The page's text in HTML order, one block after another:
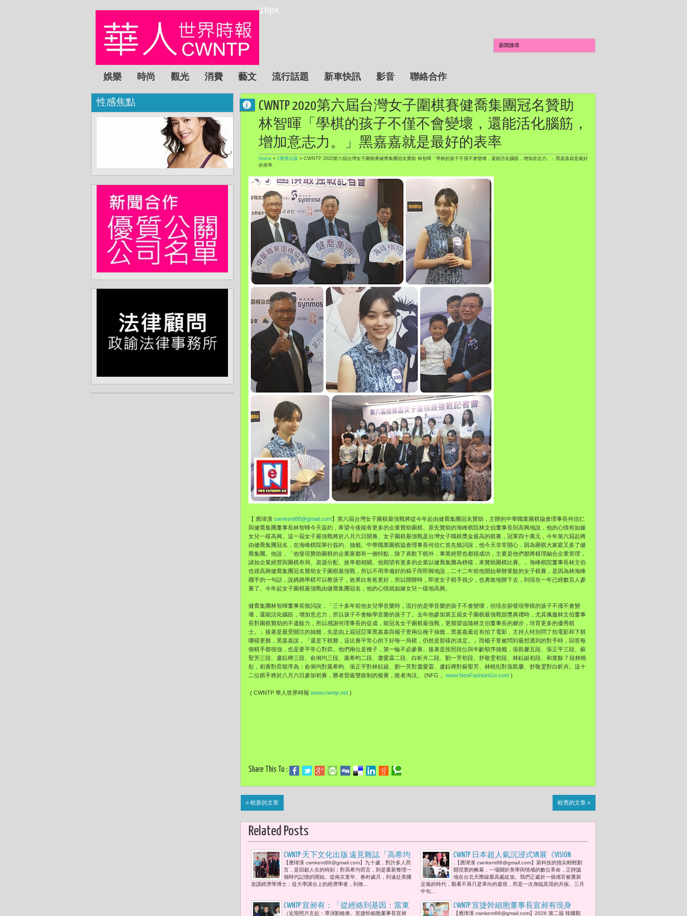
18px
娛樂 時尚 觀光 消費 藝文 流行話題 新車快訊 影音 聯絡合作
CWNTP 2020第六屆台灣女子圍棋賽健喬集團冠名贊助
林智暉「學棋的孩子不僅不會變壞，還能活化腦筋，
增加意志力。」黑嘉嘉就是最好的表率
Home » 2展覽出版 » CWNTP 2020第六屆台灣女子圍棋賽健喬集團冠名贊助 林智暉「學棋的孩子不僅不會變壞，還能活化腦筋，增加意志力。」黑嘉嘉就是最好
的表率
【 應瑋漢 cwnkent88@gmail.com】第六屆台灣女子圍棋最強戰將從今年起由健喬集團冠名贊助，主辦的中華職業圍棋協會理事長何信仁
與健喬集團董事長林智暉今天簽約，希望今後能有更多的企業贊助圍棋。原先贊助的海峰棋院林文伯董事長則高興地說，他的心情有如嫁
女兒一樣高興。這一屆女子最強戰將於八月六日開賽。女子圍棋最強戰是台灣女子職棋獎金最高的棋賽，冠軍四十萬元，今年第六屆起將
由健喬集團冠名，在海峰棋院舉行簽約、抽籤。中華職業圍棋協會理事長何信仁首先致詞說，他今天非常開心，因為圍棋大家庭又多了健
喬集團。他說，「他發現贊助圍棋的企業家都有一個特點，除了喜歡下棋外，事業經營也都很成功，主要是他們都將棋理融合企業管理，
諸如企業經營與圍棋布局、資源分配、效率都相關。他期望有更多的企業以健喬集團為榜樣，來贊助圍棋比賽。」海峰棋院董事長林文伯
也很高興健喬集團冠名贊助女子圍棋最強戰，所以不用準備好的稿子而即興地說，二十二年前他開始舉辦業餘的女子棋賽，是因為林海峰
國手的一句話，說媽媽學棋可以教孩子，效果比爸爸更好，所以開辦時，即使女子棋手很少，也勇敢地辦下去，到現在一年已經數百人參
賽了。今年起女子圍棋最強戰由健喬集團冠名，他的心情就如嫁女兒一樣地高興。
健喬集團林智暉董事長致詞說，「三十多年前他女兒學音樂時，流行的是學音樂的孩子不會變壞，但現在卻發現學棋的孩子不僅不會變
壞，還能活化腦筋，增加意志力，所以孩子不會輸學音樂的孩子了。去年他參加第五屆女子圍棋最強戰頒獎典禮時，尤其佩服林文伯董事
長對圍棋贊助的不遺餘力，所以感謝何理事長的促成，能冠名女子圍棋最強戰，更期望追隨林文伯董事長的腳步，培育更多的優秀棋
士。」接著是最受關注的抽籤，先是由上屆冠亞軍黑嘉嘉與楊子萱兩位種子抽籤，黑嘉嘉最近有拍了電影，主持人特別問了拍電影和下棋
哪樣更難，黑嘉嘉說，「還是下棋難，這比賽平常心的下好每一局棋，仍然是那樣的淡定。」而楊子萱被問到最想遇到的對手時，回答每
個棋手都很強，也是要平常心對弈。他們兩位是種子，第一輪不必參賽。接著是按照段位與年齡順序抽籤，張凱馨五段、張正平三段、蘇
聖芳三段、盧鈺樺三段、俞俐均三段、黨希昀二段、蕭愛霖二段、白昕卉二段、劉一芳初段、舒敬雯初段、林鈺娗初段、和業餘 7 段林曉
彤，初賽對弈順序為：俞俐均對黨希昀、張正平對林鈺娗、劉一芳對蕭愛霖、盧鈺樺對蘇聖芳、林曉彤對張凱馨、舒敬雯對白昕卉。這十
二位棋手將於八月六日參加初賽，勝者晉級雙敗制的複賽，敗者淘汰。 (NFG， www.NeoFashionGo.com )
( CWNTP 華人世界時報 www.cwntp.net )
Share This To :
« 較新的文章 較舊的文章 »
Related Posts
CWNTP 天下文化出版 遠見雜誌「高希均
回憶錄」新書發布會：從「天下哪有白
吃午餐」到「和平幸福」胡寶莉「他們
用一生的歲月，給我們上了一堂關於承
【應瑋漢 cwnkent88@gmail.com】九十歲，對許多人而
言，是回顧人生的時刻；對高希均而言，則是重新整理一
個時代記憶的開始。從南京童年、眷村歲月，到遠赴美國
攻讀經濟學博士；從大學講台上的經濟學者，到推...
CWNTP 日本超人氣沉浸式VR展《VISION
FESTA》3/14空降台北101 SEVENTEEN、TXT、
ENHYPEN、BOYNEXTDOOR等韓團「零距離」
登場 讓粉絲超近距離偶像美夢成真
.【應瑋漢 cwnkent88@gmail.com】當科技的指尖輕輕劃
開現實的帷幕，一場關於美學與情感的數位革命，正靜謐
地在台北天際線最高處綻放。我們正處於一個感官被重新
定義的時代，觀看不再只是單向的凝視，而是一次身臨其境的共振。三月
中旬...
CWNTP 宣昶有：「從經絡到基因：當東
（近期照片左起：導演劉維泰、宣捷幹細胞董事長宣昶
CWNTP 宣捷幹細胞董事長宣昶有現身
【應瑋漢 cwnkent88@gmail.com】2026 第二屆 韓國觀
性感焦點